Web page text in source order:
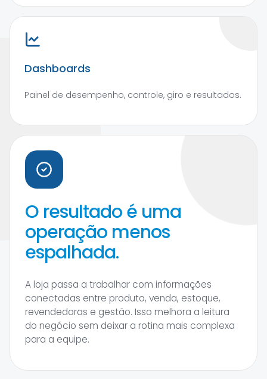
Dashboards
Painel de desempenho, controle, giro e resultados.
O resultado é uma
operação menos
espalhada.
A loja passa a trabalhar com informações
conectadas entre produto, venda, estoque,
revendedoras e gestão. Isso melhora a leitura
do negócio sem deixar a rotina mais complexa
para a equipe.